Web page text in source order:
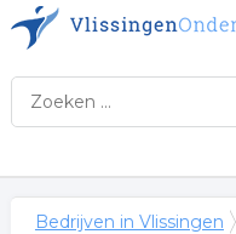
Bedrijven in Vlissingen